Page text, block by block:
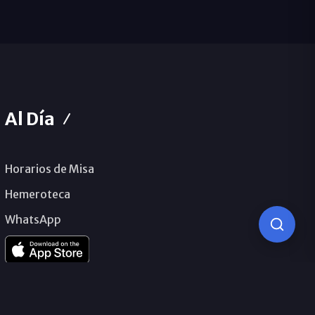
Al Día
Horarios de Misa
Hemeroteca
WhatsApp